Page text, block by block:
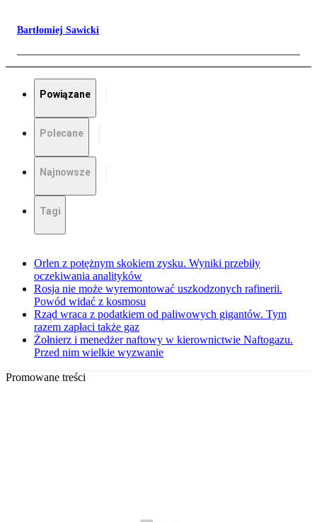
Bartłomiej Sawicki
Powiązane
Polecane
Najnowsze
Tagi
Orlen z potężnym skokiem zysku. Wyniki przebiły
oczekiwania analityków
Rosja nie może wyremontować uszkodzonych rafinerii.
Powód widać z kosmosu
Rząd wraca z podatkiem od paliwowych gigantów. Tym
razem zapłaci także gaz
Żołnierz i menedżer naftowy w kierownictwie Naftogazu.
Przed nim wielkie wyzwanie
Promowane treści